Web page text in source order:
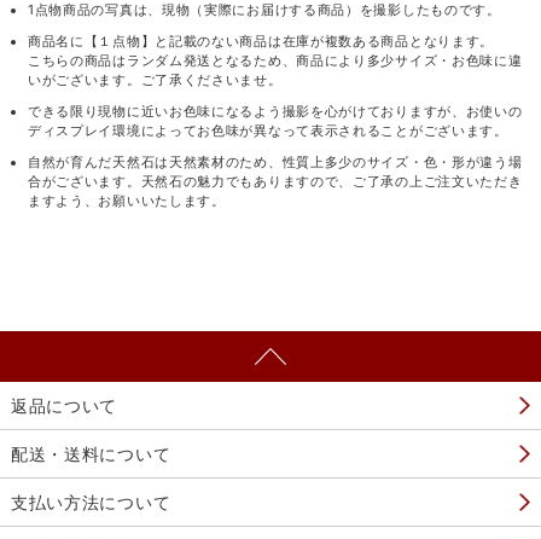
1点物商品の写真は、現物（実際にお届けする商品）を撮影したものです。
商品名に【１点物】と記載のない商品は在庫が複数ある商品となります。
こちらの商品はランダム発送となるため、商品により多少サイズ・お色味に違
いがございます。ご了承くださいませ。
できる限り現物に近いお色味になるよう撮影を心がけておりますが、お使いの
ディスプレイ環境によってお色味が異なって表示されることがございます。
自然が育んだ天然石は天然素材のため、性質上多少のサイズ・色・形が違う場
合がございます。天然石の魅力でもありますので、ご了承の上ご注文いただき
ますよう、お願いいたします。
返品について
配送・送料について
支払い方法について